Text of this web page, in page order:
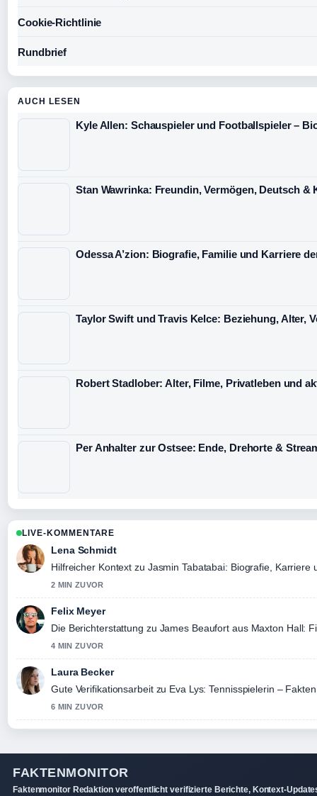
Cookie-Richtlinie
Rundbrief
AUCH LESEN
Kyle Allen: Schauspieler und Footballspieler –
Stan Wawrinka: Freundin, Vermögen, Deutsch &
Odessa A’zion: Biografie, Familie und Karriere
Taylor Swift und Travis Kelce: Beziehung, Alter,
Robert Stadlober: Alter, Filme, Privatleben und
Per Anhalter zur Ostsee: Ende, Drehorte &
LIVE-KOMMENTARE
Lena Schmidt
Hilfreicher Kontext zu Jasmin Tabatabai: Biografie,
2 MIN ZUVOR
Felix Meyer
Die Berichterstattung zu James Beaufort aus Maxton Hall:
4 MIN ZUVOR
Laura Becker
Gute Verifikationsarbeit zu Eva Lys: Tennisspielerin –
6 MIN ZUVOR
FAKTENMONITOR
Faktenmonitor Redaktion veroffentlicht verifizierte Berichte, Kontext-